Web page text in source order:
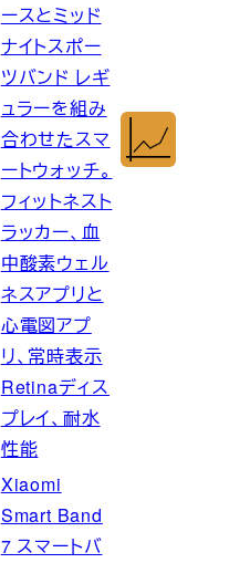
ースとミッド
ナイトスポー
ツバンド レギ
ュラーを組み
合わせたスマ
ートウォッチ。
フィットネスト
ラッカー、血
中酸素ウェル
ネスアプリと
心電図アプ
リ、常時表示
Retinaディス
プレイ、耐水
性能
Xiaomi
Smart Band
7 スマートバ